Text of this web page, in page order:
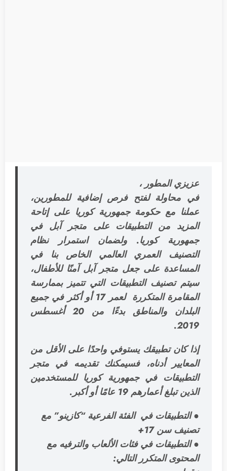
عزيزي المطور ،
في محاولة لفتح فرص إضافية للمطورين،
عملنا مع حكومة جمهورية كوريا على إتاحة
المزيد من التطبيقات على متجر آبل في
جمهورية كوريا. ولضمان استمرار نظام
التصنيف العمري العالمي الخاص بنا في
المساعدة على جعل متجر آبل آمنًا للأطفال،
سيتم تصنيف التطبيقات التي تتميز بممارسة
المقامرة المتكررة لعمر 17 أو أكثر في جميع
البلدان والمناطق بدءًا من 20 أغسطس
2019.
إذا كان تطبيقك يستوفي واحدًا على الأقل من
المعايير أدناه، فسيمكنك تقديمه في متجر
التطبيقات في جمهورية كوريا للمستخدمين
الذين تبلغ أعمارهم 19 عامًا أو أكبر.
● التطبيقات في الفئة الفرعية “كازينو” مع
تصنيف سن 17+
● التطبيقات في فئات الألعاب والترفيه مع
المحتوى المتكرر التالي: